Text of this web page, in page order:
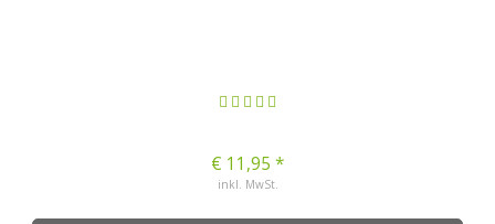
€ 11,95 *
inkl. MwSt.